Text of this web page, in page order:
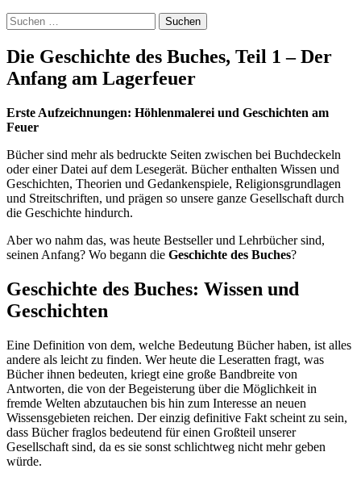
Suchen
nach:
Die Geschichte des Buches, Teil 1 – Der
Anfang am Lagerfeuer
Erste Aufzeichnungen: Höhlenmalerei und Geschichten am
Feuer
Bücher sind mehr als bedruckte Seiten zwischen bei Buchdeckeln
oder einer Datei auf dem Lesegerät. Bücher enthalten Wissen und
Geschichten, Theorien und Gedankenspiele, Religionsgrundlagen
und Streitschriften, und prägen so unsere ganze Gesellschaft durch
die Geschichte hindurch.
Aber wo nahm das, was heute Bestseller und Lehrbücher sind,
seinen Anfang? Wo begann die Geschichte des Buches?
Geschichte des Buches: Wissen und
Geschichten
Eine Definition von dem, welche Bedeutung Bücher haben, ist alles
andere als leicht zu finden. Wer heute die Leseratten fragt, was
Bücher ihnen bedeuten, kriegt eine große Bandbreite von
Antworten, die von der Begeisterung über die Möglichkeit in
fremde Welten abzutauchen bis hin zum Interesse an neuen
Wissensgebieten reichen. Der einzig definitive Fakt scheint zu sein,
dass Bücher fraglos bedeutend für einen Großteil unserer
Gesellschaft sind, da es sie sonst schlichtweg nicht mehr geben
würde.